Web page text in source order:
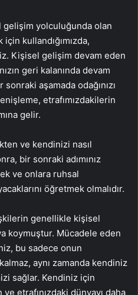
yolculuğunda olan
kullandığımızda,
Kişisel gelişim devam eden
geri kalanında devam
aşamada odağınızı
etrafımızdakilerin
gelir.
ve kendinizi nasıl
bir sonraki adımınız
ve onlara ruhsal
öğretmek olmalıdır.
genellikle kişisel
koymuştur. Mücadele eden
bu sadece onun
aynı zamanda kendiniz
sağlar. Kendiniz için
etrafınızdaki dünyayı daha